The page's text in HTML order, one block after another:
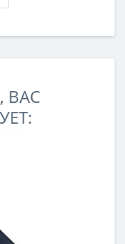
ВАС